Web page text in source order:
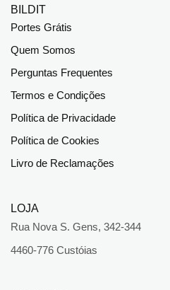
BILDIT
Portes Grátis
Quem Somos
Perguntas Frequentes
Termos e Condições
Política de Privacidade
Política de Cookies
Livro de Reclamações
LOJA
Rua Nova S. Gens, 342-344
4460-776 Custóias